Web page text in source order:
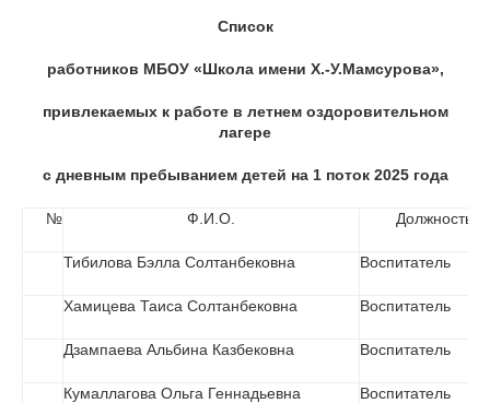
Список
работников МБОУ «Школа имени Х.-У.Мамсурова»,
привлекаемых к работе в летнем оздоровительном
лагере
с дневным пребыванием детей на 1 поток 2025 года
№ Ф.И.О. Должность
Тибилова Бэлла Солтанбековна Воспитатель
Хамицева Таиса Солтанбековна Воспитатель
Дзампаева Альбина Казбековна Воспитатель
Кумаллагова Ольга Геннадьевна Воспитатель